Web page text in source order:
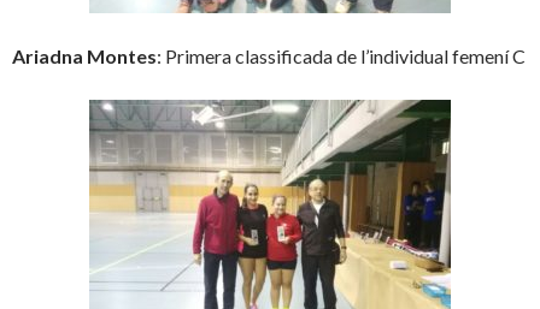
Ariadna Montes: Primera classificada de l’individual femení C